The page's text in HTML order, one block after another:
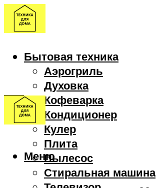
Бытовая техника
Аэрогриль
Духовка
Кофеварка
Кондиционер
Кулер
Плита
Пылесос
Стиральная машина
Меню